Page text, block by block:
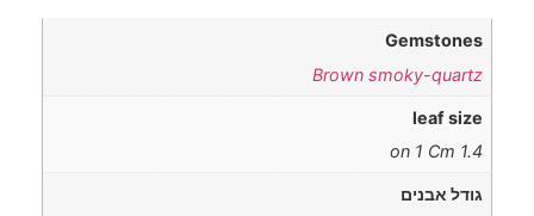
Gemstones
Brown smoky-quartz
leaf size
1.4 on 1 Cm
גודל אבנים